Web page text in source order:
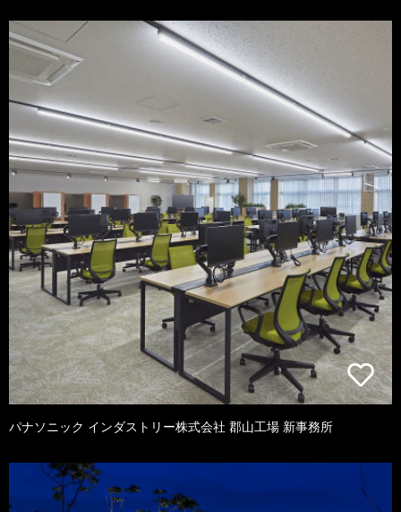
パナソニック インダストリー株式会社 郡山工場 新事務所